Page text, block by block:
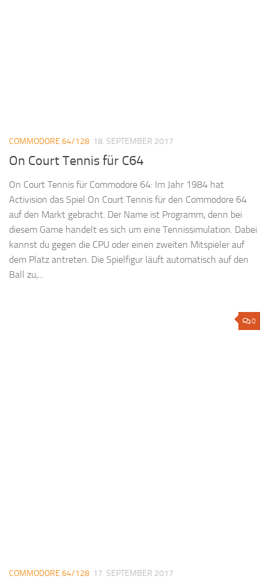
COMMODORE 64/128 18. SEPTEMBER 2017
On Court Tennis für C64
On Court Tennis für Commodore 64: Im Jahr 1984 hat
Activision das Spiel On Court Tennis für den Commodore 64
auf den Markt gebracht. Der Name ist Programm, denn bei
diesem Game handelt es sich um eine Tennissimulation. Dabei
kannst du gegen die CPU oder einen zweiten Mitspieler auf
dem Platz antreten. Die Spielfigur läuft automatisch auf den
Ball zu,...
0
COMMODORE 64/128 17. SEPTEMBER 2017